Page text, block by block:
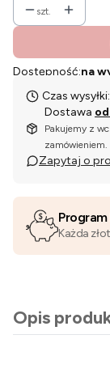
szt.
Dostępność:na
Czas wysyłki:
Dostawa
Pakujemy z
zamówieniem.
Zapytaj o
Każda
Opis